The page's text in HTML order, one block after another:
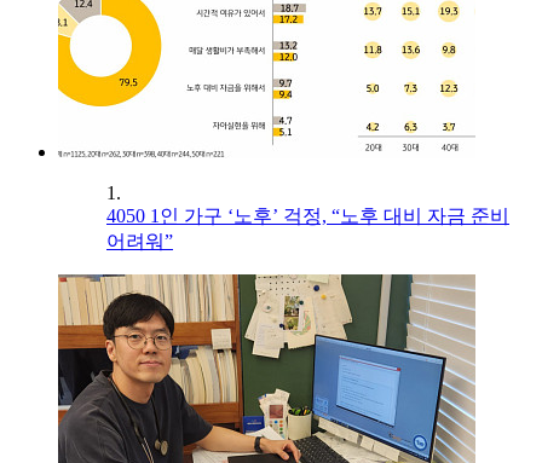
1.
4050 1인 가구 ‘노후’ 걱정, “노후 대비 자금 준비
어려워”